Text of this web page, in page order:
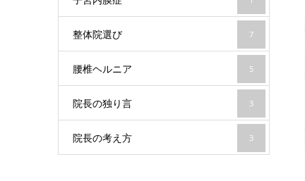
整体院選び 7
腰椎ヘルニア 5
院長の独り言 3
院長の考え方 3